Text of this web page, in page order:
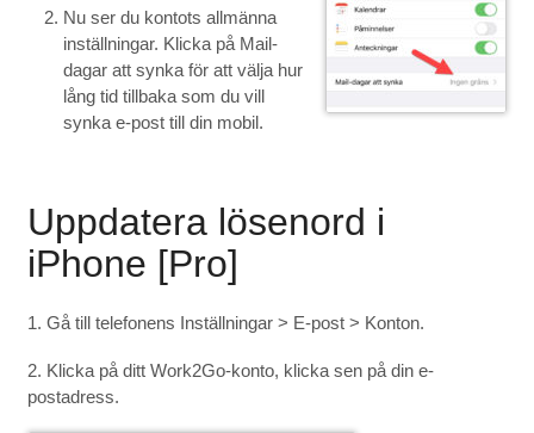
Nu ser du kontots allmänna
inställningar. Klicka på Mail-
dagar att synka för att välja hur
lång tid tillbaka som du vill
synka e-post till din mobil.
Uppdatera lösenord i
iPhone [Pro]
1. Gå till telefonens Inställningar > E-post > Konton.
2. Klicka på ditt Work2Go-konto, klicka sen på din e-
postadress.